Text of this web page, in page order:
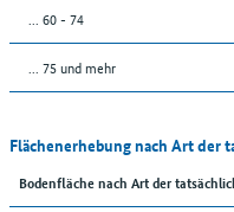
... 60 - 74
... 75 und mehr
Flächenerhebung nach Art der
Bodenfläche nach Art der